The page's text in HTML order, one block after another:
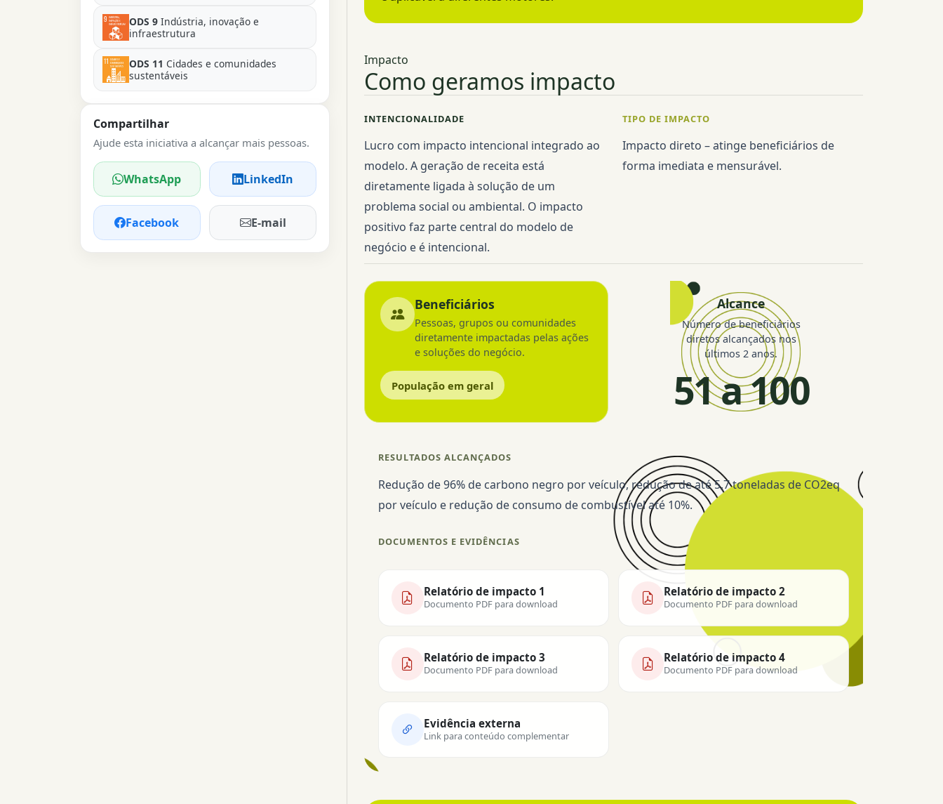
ODS 9Indústria, inovação e
infraestrutura
ODS 11 Cidades e comunidades
sustentáveis
Compartilhar
Ajude esta iniciativa a alcançar mais pessoas.
WhatsApp LinkedIn
Facebook E-mail
Impacto
Como geramos impacto
INTENCIONALIDADE
Lucro com impacto intencional integrado ao
modelo. A geração de receita está
diretamente ligada à solução de um
problema social ou ambiental. O impacto
positivo faz parte central do modelo de
negócio e é intencional.
TIPO DE IMPACTO
Impacto direto – atinge beneficiários de
forma imediata e mensurável.
Beneficiários
Pessoas, grupos ou comunidades
diretamente impactadas pelas ações
e soluções do negócio.
População em geral
Alcance
Número de beneficiários
diretos alcançados nos
últimos 2 anos.
51 a 100
RESULTADOS ALCANÇADOS
Redução de 96% de carbono negro por veículo, redução de até 5,7 toneladas de CO2eq
por veículo e redução de consumo de combustível até 10%.
DOCUMENTOS E EVIDÊNCIAS
Relatório de impacto 1
Documento PDF para download
Relatório de impacto 2
Documento PDF para download
Relatório de impacto 3
Documento PDF para download
Relatório de impacto 4
Documento PDF para download
Evidência externa
Link para conteúdo complementar